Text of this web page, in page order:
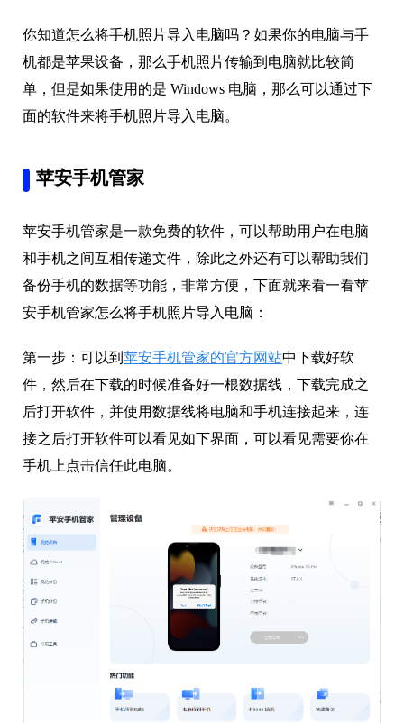
你知道怎么将手机照片导入电脑吗？如果你的电脑与手
机都是苹果设备，那么手机照片传输到电脑就比较简
单，但是如果使用的是 Windows 电脑，那么可以通过下
面的软件来将手机照片导入电脑。
苹安手机管家
苹安手机管家是一款免费的软件，可以帮助用户在电脑
和手机之间互相传递文件，除此之外还有可以帮助我们
备份手机的数据等功能，非常方便，下面就来看一看苹
安手机管家怎么将手机照片导入电脑：
第一步：可以到 苹安手机管家的官方网站中下载好软
件，然后在下载的时候准备好一根数据线，下载完成之
后打开软件，并使用数据线将电脑和手机连接起来，连
接之后打开软件可以看见如下界面，可以看见需要你在
手机上点击信任此电脑。